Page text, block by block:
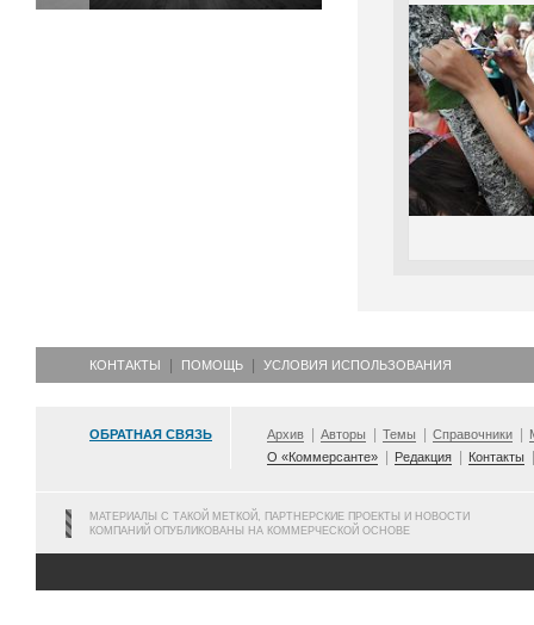
КОНТАКТЫ ПОМОЩЬ УСЛОВИЯ ИСПОЛЬЗОВАНИЯ
ОБРАТНАЯ СВЯЗЬ Архив Авторы Темы Справочники
О «Коммерсанте»
Редакция Контакты
МАТЕРИАЛЫ С ТАКОЙ МЕТКОЙ, ПАРТНЕРСКИЕ ПРОЕКТЫ И НОВОСТИ
КОМПАНИЙ ОПУБЛИКОВАНЫ НА КОММЕРЧЕСКОЙ ОСНОВЕ